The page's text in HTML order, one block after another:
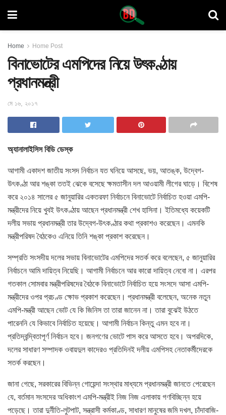
Home Home Post
বিনাভোটের এমপিদের নিয়ে উৎকণ্ঠায়
প্রধানমন্ত্রী
মে ১৬, ২০১৭
অ্যানালাইসিস বিডি ডেস্ক
আগামী একাদশ জাতীয় সংসদ নির্বাচন যত ঘনিয়ে আসছে, ভয়, আতঙ্ক, উদ্বেগ-
উৎকণ্ঠা আর শঙ্কা ততই ঝেকে বসেছে ক্ষমতাসীন দল আওয়ামী লীগের ঘাড়ে। বিশেষ
করে ২০১৪ সালের৫ জানুয়ারির একতরফা নির্বাচনে বিনাভোটে নির্বাচিত হওয়া এমপি-
মন্ত্রীদের নিয়ে খুবই উৎকণ্ঠায় আছেন প্রধানমন্ত্রী শেখ হাসিনা। ইতিমধ্যে কয়েকটি
দলীয় সভায় প্রধানমন্ত্রী তার উদ্বেগ-উৎকণ্ঠার কথা প্রকাশও করেছেন। এমনকি
মন্ত্রীপরিষদ বৈঠকেও এনিয়ে তিনি শঙ্কা প্রকাশ করেছেন।
সম্প্রতি সংসদীয় দলের সভায় বিনাভোটের এমপিদের সতর্ক করে বলেছেন, ৫ জানুয়ারির
নির্বাচনে আমি দায়িত্ব নিয়েছি। আগামী নির্বাচনে আর কারো দায়িত্ব নেবো না। এরপর
গতকাল সোমবার মন্ত্রীপরিষদের বৈঠকে বিনাভোটে নির্বাচিত হয়ে সংসদে আসা এমপি-
মন্ত্রীদের ওপর প্রচণ্ড ক্ষোভ প্রকাশ করেছেন। প্রধানমন্ত্রী বলেছেন, অনেক নতুন
এমপি-মন্ত্রী আছেন ভোট যে কি জিনিস তা তারা জানেন না। তারা বুঝেই উঠতে
পারেননি যে কিভাবে নির্বাচিত হয়েছে। আগামী নির্বাচন কিন্তু এমন হবে না।
প্রতিদ্বন্দ্বিতাপূর্ণ নির্বাচন হবে। জনগণের ভোটে পাস করে আসতে হবে। অপরদিকে,
দলের সাধারণ সম্পাদক ওবায়দুল কাদেরও প্রতিদিনই দলীয় এমপিসহ নেতাকর্মীদেরকে
সতর্ক করছেন।
জানা গেছে, সরকারের বিভিন্ন গোয়েন্দা সংস্থার মাধ্যমে প্রধানমন্ত্রী জানতে পেরেছেন
যে, বর্তমান সংসদের অধিকাংশ এমপি-মন্ত্রীই নিজ নিজ এলাকায় গণবিচ্ছিন্ন হয়ে
পড়েছে। তারা দুর্নীতি-লুটপাট, সন্ত্রাসী কর্মকাণ্ড, সাধারণ মানুষের জমি দখল, চাঁদাবাজি-